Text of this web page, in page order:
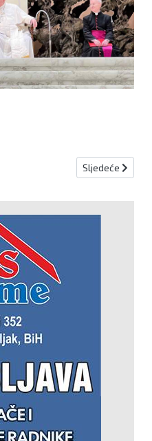
uoči druge adventske
Sljedeći
Sljedeće